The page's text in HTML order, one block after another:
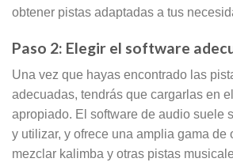
obtener pistas adaptadas a tus
Paso 2: Elegir el software
Una vez que hayas encontrado las
adecuadas, tendrás que cargarlas en
apropiado. El software de audio suele
y utilizar, y ofrece una amplia gama de
mezclar kalimba y otras pistas